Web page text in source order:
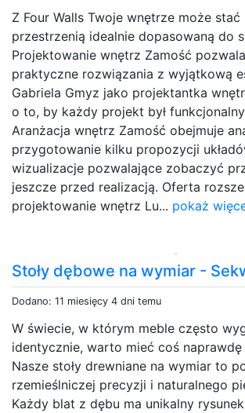
Z Four Walls Twoje wnętrze może stać
przestrzenią idealnie dopasowaną do
Projektowanie wnętrz Zamość
praktyczne rozwiązania z wyjątkową
Gabriela Gmyz jako projektantka
o to, by każdy projekt był
Aranżacja wnętrz Zamość obejmuje
przygotowanie kilku propozycji
wizualizacje pozwalające zobaczyć
jeszcze przed realizacją. Oferta
projektowanie wnętrz Lu... pokaż
Stoły dębowe na wymiar -
Dodano: 11 miesięcy 4 dni temu
W świecie, w którym meble często
identycznie, warto mieć coś naprawdę
Nasze stoły drewniane na wymiar to
rzemieślniczej precyzji i naturalnego
Każdy blat z dębu ma unikalny rysunek